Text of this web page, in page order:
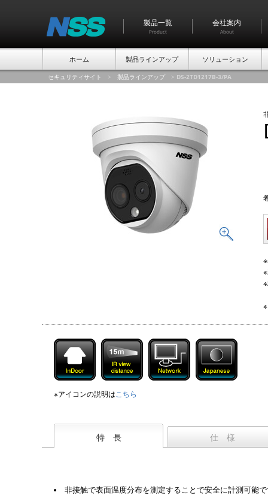
製品一覧
Product
会社案内
About
ホーム 製品ラインアップ ソリューション
セキュリティサイト > 製品ラインアップ > DS-2TD1217B-3/PA
※アイコンの説明はこちら
特 長 仕 様
非接触で表面温度分布を測定することで安全に計測可能